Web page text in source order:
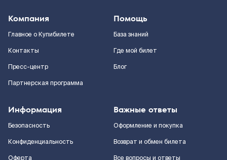
Компания
Главное о Купибилете
Контакты
Пресс-центр
Партнерская программа
Помощь
База знаний
Где мой билет
Блог
Информация
Безопасность
Конфиденциальность
Оферта
Важные ответы
Оформление и покупка
Возврат и обмен билета
Все вопросы и ответы